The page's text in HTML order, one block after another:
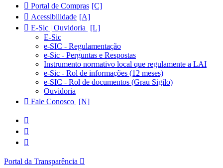
Portal de Compras
Acessibilidade
E-Sic | Ouvidoria
E-Sic
e-SIC - Regulamentação
e-Sic - Perguntas e Respostas
Instrumento normativo local que regulamente a LAI
e-Sic - Rol de informações (12 meses)
e-SIC - Rol de documentos (Grau Sigilo)
Ouvidoria
Fale Conosco
Portal da Transparência